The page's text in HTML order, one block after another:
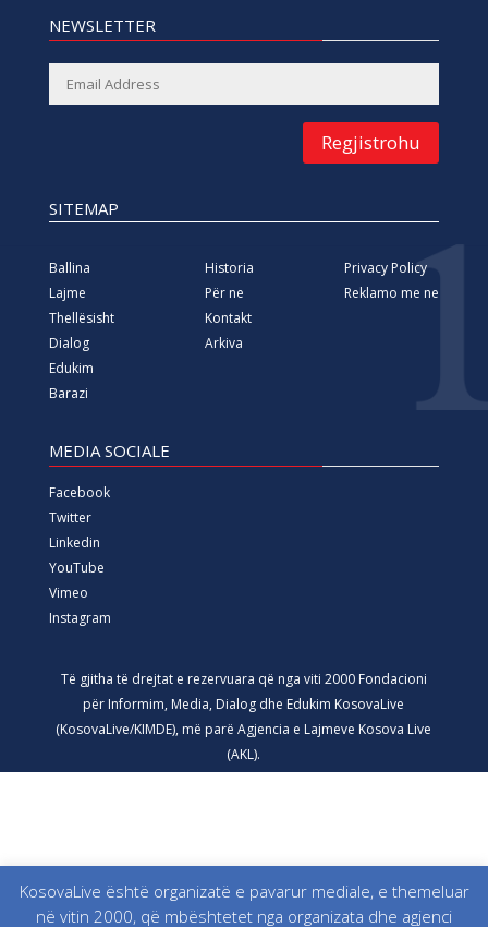
NEWSLETTER
Regjistrohu
SITEMAP
Ballina
Lajme
Thellësisht
Dialog
Edukim
Barazi
Historia
Për ne
Kontakt
Arkiva
Privacy Policy
Reklamo me ne
MEDIA SOCIALE
Facebook
Twitter
Linkedin
YouTube
Vimeo
Instagram
Të gjitha të drejtat e rezervuara që nga viti 2000 Fondacioni
për Informim, Media, Dialog dhe Edukim KosovaLive
(KosovaLive/KIMDE), më parë Agjencia e Lajmeve Kosova Live
(AKL).
KosovaLive është organizatë e pavarur mediale, e themeluar
në vitin 2000, që mbështetet nga organizata dhe agjenci